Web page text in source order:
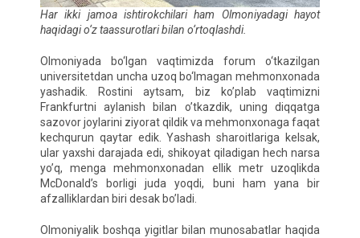
Har ikki jamoa ishtirokchilari ham Olmoniyadagi hayot
haqidagi o‘z taassurotlari bilan o‘rtoqlashdi.
Olmoniyada bo‘lgan vaqtimizda forum o‘tkazilgan
universitetdan uncha uzoq bo‘lmagan mehmonxonada
yashadik. Rostini aytsam, biz ko’plab vaqtimizni
Frankfurtni aylanish bilan o’tkazdik, uning diqqatga
sazovor joylarini ziyorat qildik va mehmonxonaga faqat
kechqurun qaytar edik. Yashash sharoitlariga kelsak,
ular yaxshi darajada edi, shikoyat qiladigan hech narsa
yo’q, menga mehmonxonadan ellik metr uzoqlikda
McDonald’s borligi juda yoqdi, buni ham yana bir
afzalliklardan biri desak bo’ladi.
Olmoniyalik boshqa yigitlar bilan munosabatlar haqida